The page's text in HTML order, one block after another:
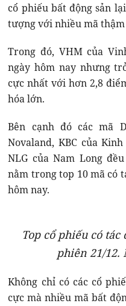
cổ phiếu bất động sản
tượng với nhiều mã
Trong đó, VHM của
ngày hôm nay nhưng
cực nhất với hơn 2,8
hóa lớn.
Bên cạnh đó các mã
Novaland, KBC của
NLG của Nam Long
nằm trong top 10 mã có
hôm nay.
Top cổ phiếu có
phiên 21/12.
Không chỉ có các cổ
cực mà nhiều mã bất